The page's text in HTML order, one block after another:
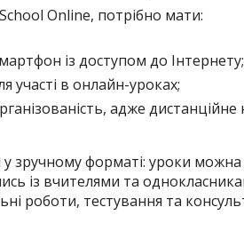
Online, потрібно мати:
із доступом до Інтернету;
участі в онлайн-уроках;
адже
зручному форматі: уроки можна
із вчителями та
роботи, тестування та